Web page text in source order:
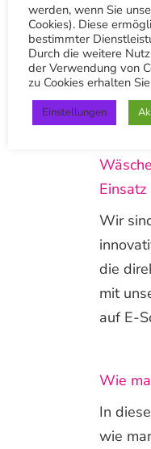
Jetzt
von
Röcke
nur für
Einsatz
Wir
die
mit
auf E-
Wie
In
wie
werden, wenn Sie
Cookies). Diese
bestimmter
Durch die weitere
der Verwendung von
zu Cookies erhalten
Einstellungen